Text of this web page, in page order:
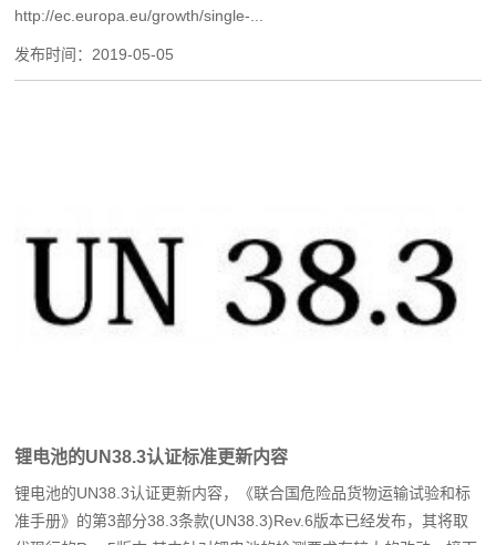
http://ec.europa.eu/growth/single-...
发布时间： 2019-05-05
锂电池的UN38.3认证标准更新内容
锂电池的UN38.3认证更新内容，《联合国危险品货物运输试验和标
准手册》的第3部分38.3条款(UN38.3)Rev.6版本已经发布，其将取